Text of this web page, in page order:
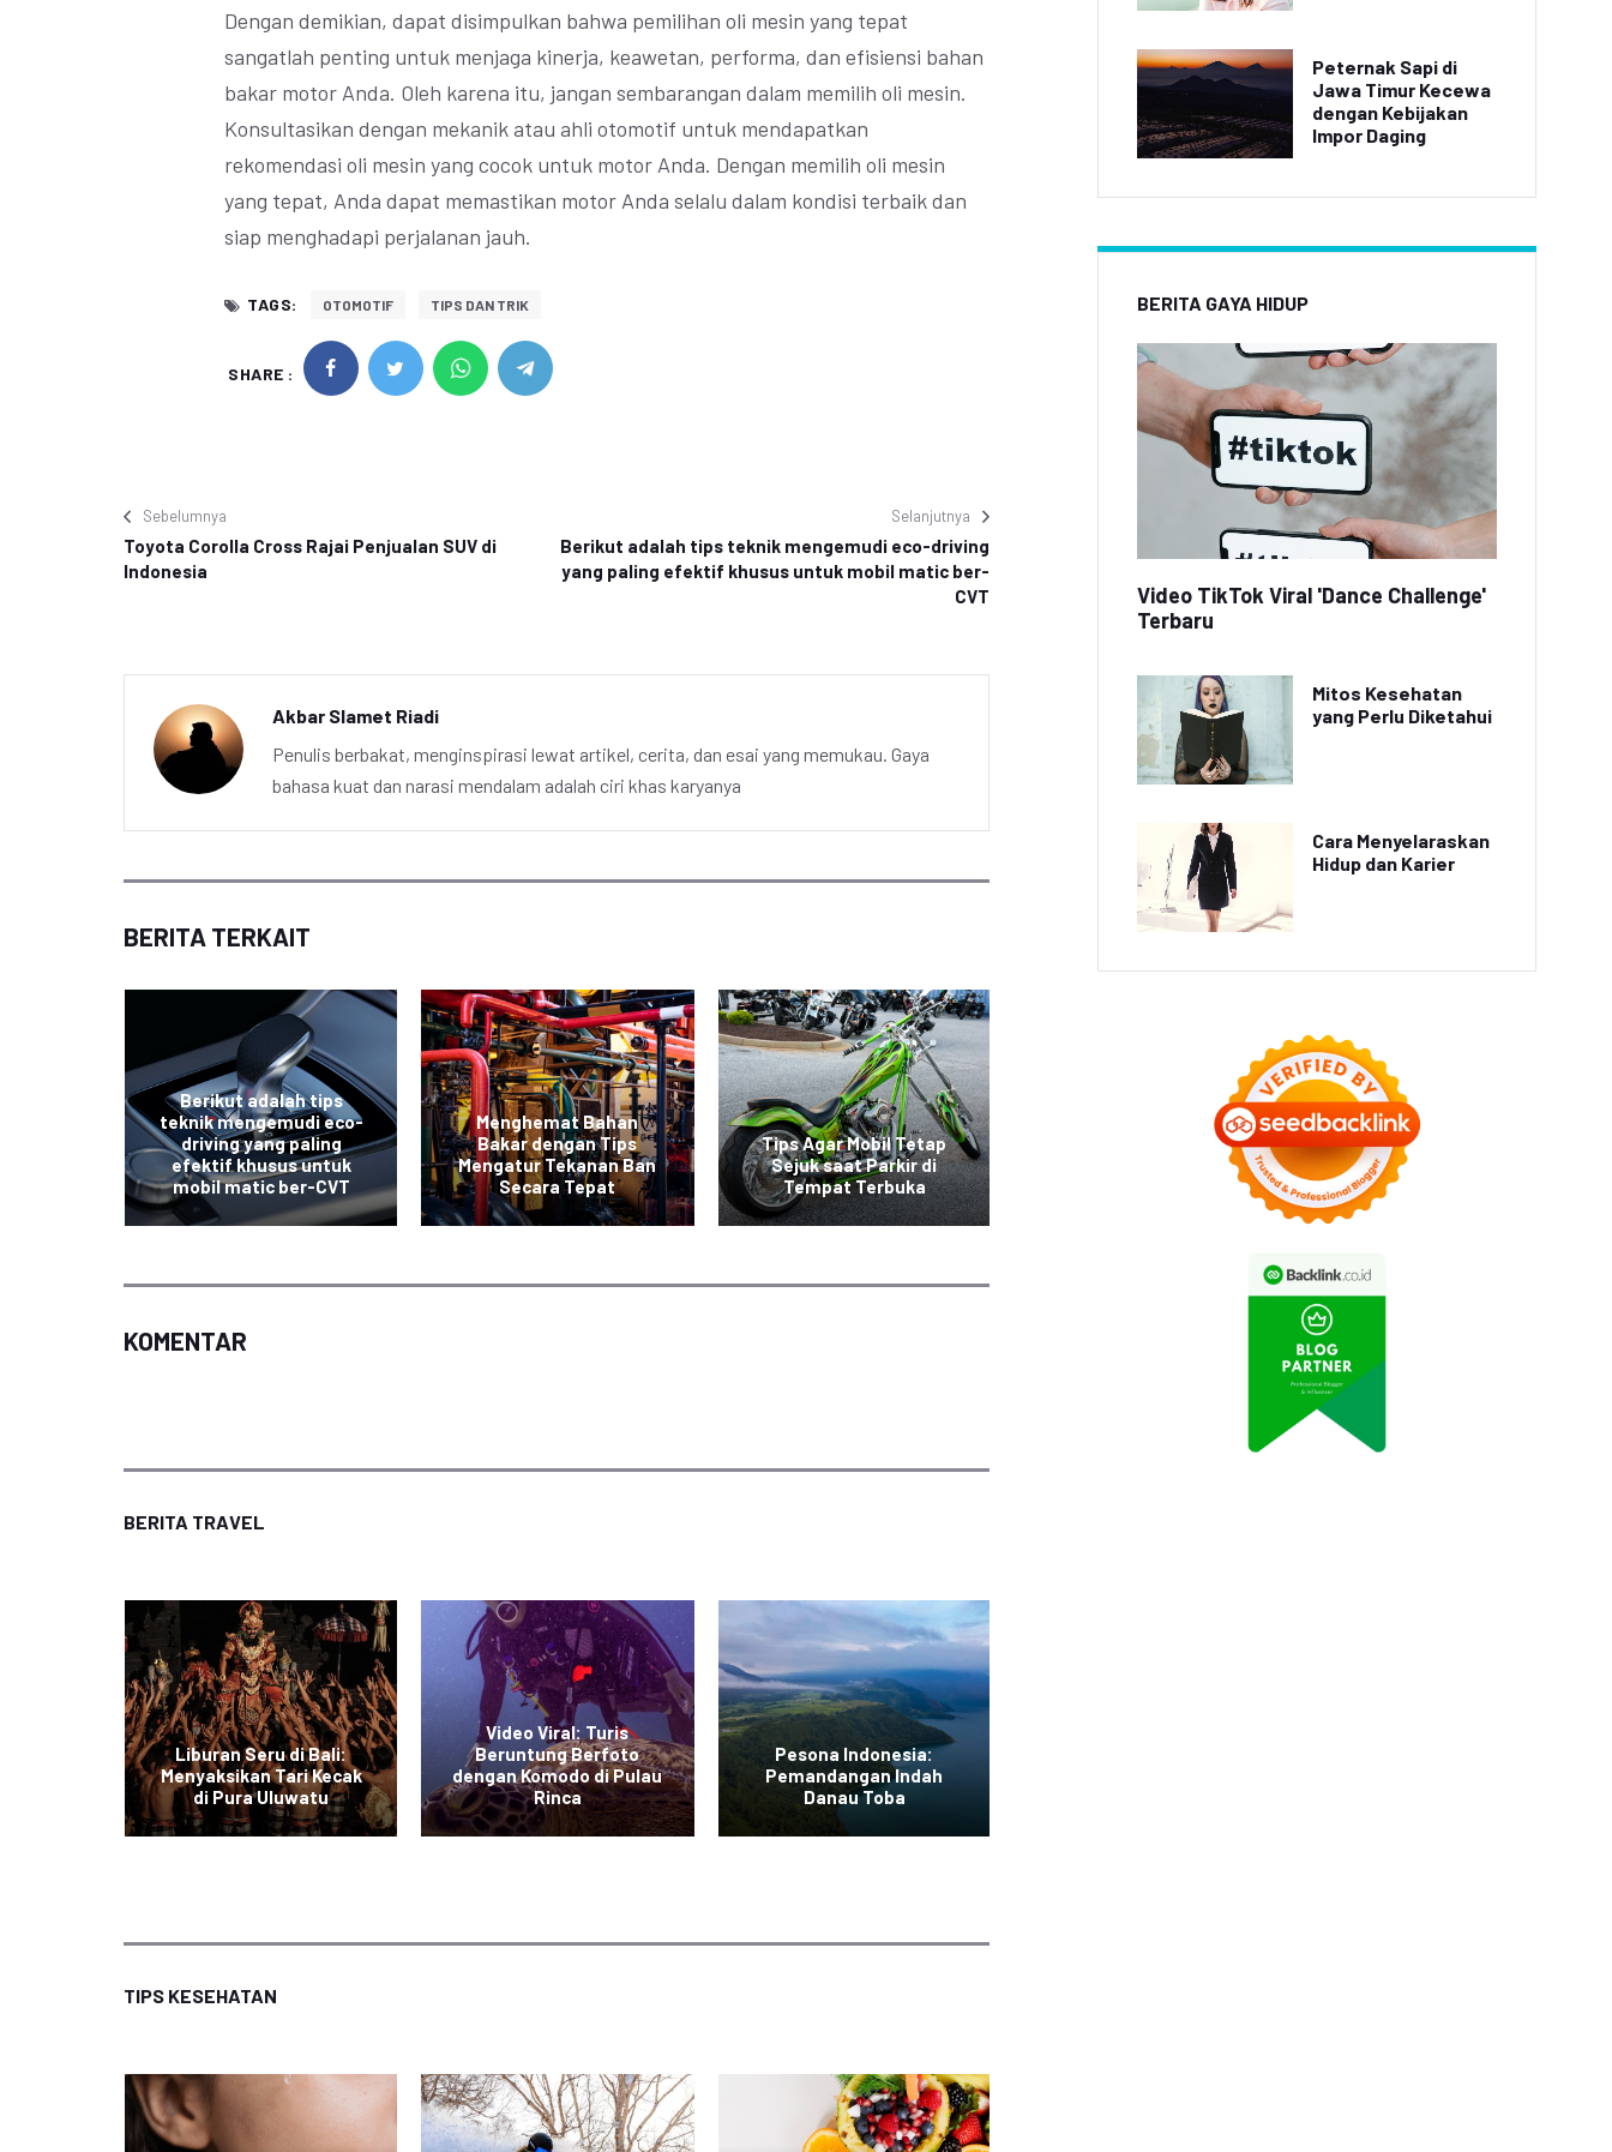
Dengan demikian, dapat disimpulkan bahwa pemilihan oli mesin yang tepat
sangatlah penting untuk menjaga kinerja, keawetan, performa, dan efisiensi bahan
bakar motor Anda. Oleh karena itu, jangan sembarangan dalam memilih oli mesin.
Konsultasikan dengan mekanik atau ahli otomotif untuk mendapatkan
rekomendasi oli mesin yang cocok untuk motor Anda. Dengan memilih oli mesin
yang tepat, Anda dapat memastikan motor Anda selalu dalam kondisi terbaik dan
siap menghadapi perjalanan jauh.
TAGS: OTOMOTIF TIPS DAN TRIK
SHARE :
Sebelumnya
Toyota Corolla Cross Rajai Penjualan SUV di
Indonesia
Selanjutnya
Berikut adalah tips teknik mengemudi eco-driving
yang paling efektif khusus untuk mobil matic ber-
CVT
Akbar Slamet Riadi
Penulis berbakat, menginspirasi lewat artikel, cerita, dan esai yang memukau. Gaya
bahasa kuat dan narasi mendalam adalah ciri khas karyanya
BERITA TERKAIT
Berikut adalah tips
teknik mengemudi eco-
driving yang paling
efektif khusus untuk
mobil matic ber-CVT
Menghemat Bahan
Bakar dengan Tips
Mengatur Tekanan Ban
Secara Tepat
Tips Agar Mobil Tetap
Sejuk saat Parkir di
Tempat Terbuka
Berikut adalah tips
teknik mengemudi eco-
driving yang paling
efektif khusus untuk
mobil matic ber-CVT
Menghemat Bahan
Bakar dengan Tips
Mengatur Tekanan Ban
Secara Tepat
KOMENTAR
BERITA TRAVEL
Liburan Seru di Bali:
Menyaksikan Tari Kecak
di Pura Uluwatu
Video Viral: Turis
Beruntung Berfoto
dengan Komodo di Pulau
Rinca
Pesona Indonesia:
Pemandangan Indah
Danau Toba
TIPS KESEHATAN
Peternak Sapi di
Jawa Timur Kecewa
dengan Kebijakan
Impor Daging
BERITA GAYA HIDUP
Video TikTok Viral 'Dance Challenge'
Terbaru
Mitos Kesehatan
yang Perlu Diketahui
Cara Menyelaraskan
Hidup dan Karier